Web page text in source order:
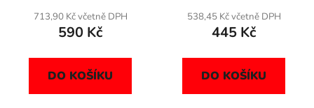
713,90 Kč včetně DPH
590 Kč
DO KOŠÍKU
538,45 Kč včetně DPH
445 Kč
DO KOŠÍKU